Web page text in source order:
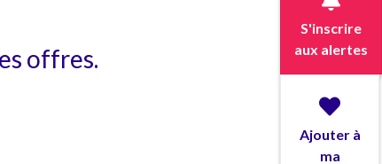
S'inscrire
aux alertes
Ajouter à
ma
offres.